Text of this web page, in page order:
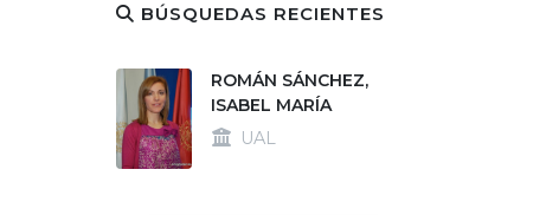
BÚSQUEDAS RECIENTES
ROMÁN SÁNCHEZ,
ISABEL MARÍA
UAL